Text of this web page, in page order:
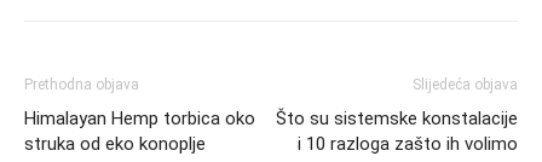
Prethodna objava
Himalayan Hemp torbica oko
struka od eko konoplje
Slijedeća objava
Što su sistemske konstalacije
i 10 razloga zašto ih volimo